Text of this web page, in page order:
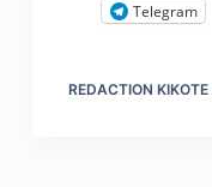
Telegram
REDACTION KIKOTE